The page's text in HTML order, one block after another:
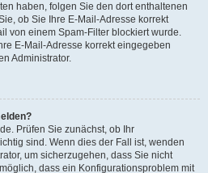
haben, folgen Sie den dort enthaltenen
ob Sie Ihre E-Mail-Adresse korrekt
von einem Spam-Filter blockiert wurde.
E-Mail-Adresse korrekt eingegeben
Administrator.
Prüfen Sie zunächst, ob Ihr
sind. Wenn dies der Fall ist, wenden
um sicherzugehen, dass Sie nicht
dass ein Konfigurationsproblem mit